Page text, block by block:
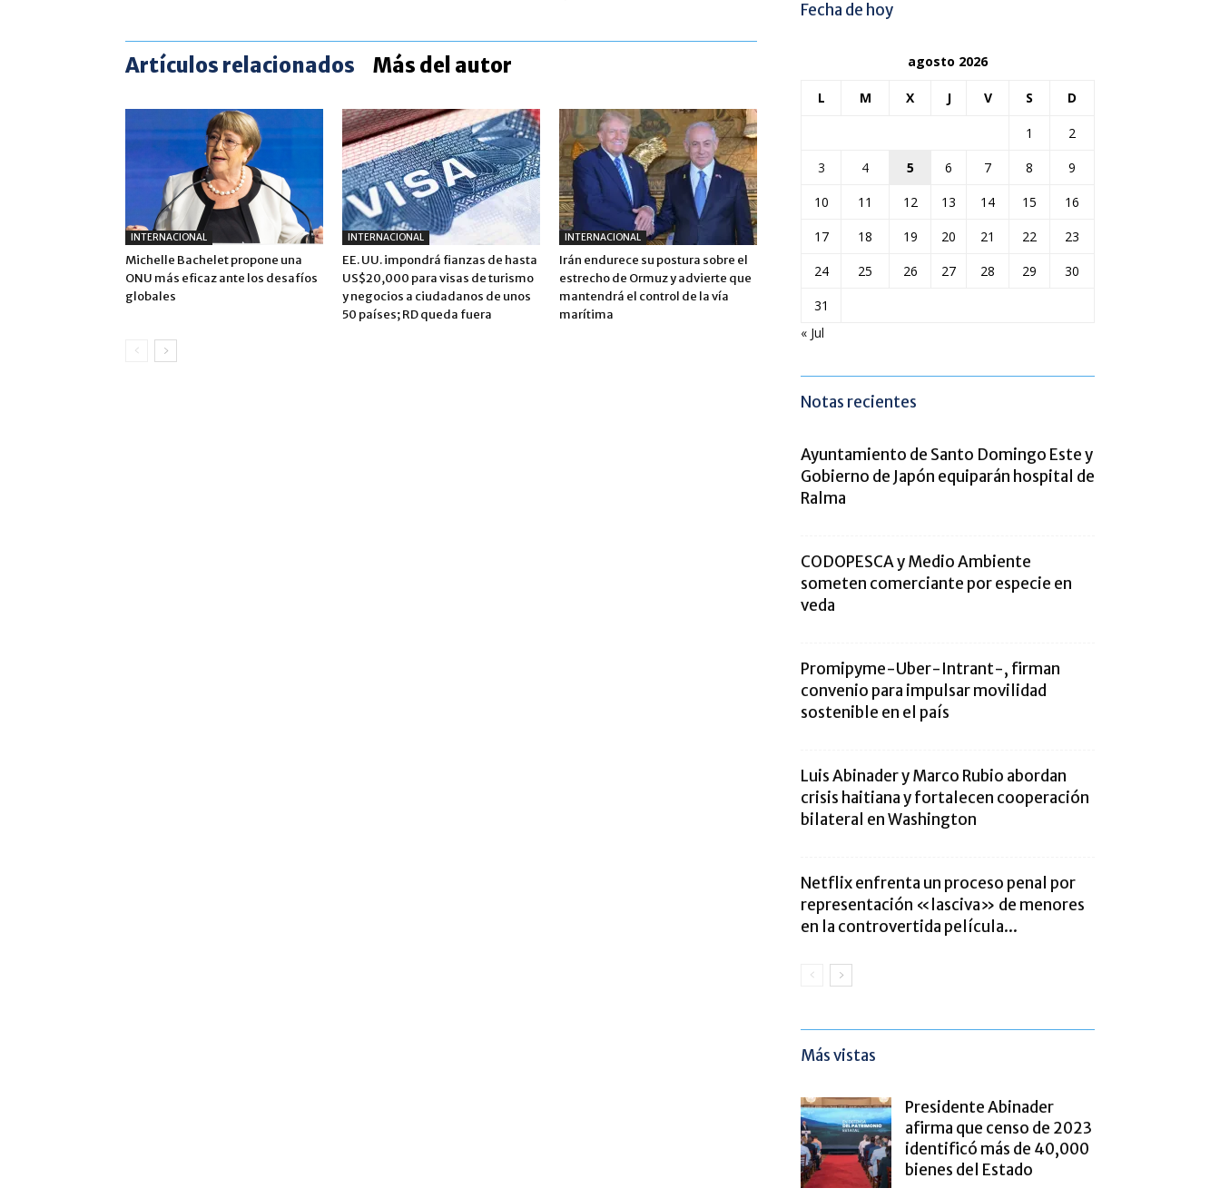
Artículos relacionados Más del autor
INTERNACIONAL
Michelle Bachelet propone una
ONU más eficaz ante los desafíos
globales
INTERNACIONAL
EE. UU. impondrá fianzas de hasta
US$20,000 para visas de turismo
y negocios a ciudadanos de unos
50 países; RD queda fuera
INTERNACIONAL
Irán endurece su postura sobre el
estrecho de Ormuz y advierte que
mantendrá el control de la vía
marítima
Fecha de hoy
agosto 2026
L M X J V S D
1
2
3
4 5 6 7 8
9
10
11 12 13 14 15
16
17
18 19 20 21 22
23
24
25 26 27 28 29
30
31
« Jul
Notas recientes
Ayuntamiento de Santo Domingo Este y
Gobierno de Japón equiparán hospital de
Ralma
CODOPESCA y Medio Ambiente
someten comerciante por especie en
veda
Promipyme-Uber-Intrant-, firman
convenio para impulsar movilidad
sostenible en el país
Luis Abinader y Marco Rubio abordan
crisis haitiana y fortalecen cooperación
bilateral en Washington
Netflix enfrenta un proceso penal por
representación «lasciva» de menores
en la controvertida película...
Más vistas
Presidente Abinader
afirma que censo de 2023
identificó más de 40,000
bienes del Estado